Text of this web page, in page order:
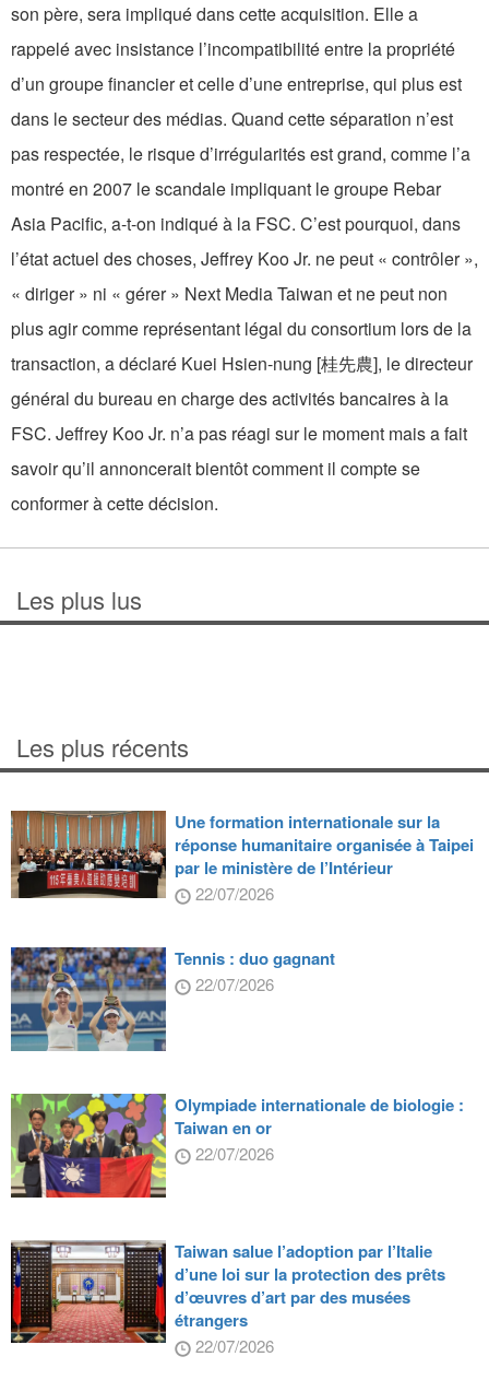
son père, sera impliqué dans cette acquisition. Elle a
rappelé avec insistance l’incompatibilité entre la propriété
d’un groupe financier et celle d’une entreprise, qui plus est
dans le secteur des médias. Quand cette séparation n’est
pas respectée, le risque d’irrégularités est grand, comme l’a
montré en 2007 le scandale impliquant le groupe Rebar
Asia Pacific, a-t-on indiqué à la FSC. C’est pourquoi, dans
l’état actuel des choses, Jeffrey Koo Jr. ne peut « contrôler »,
« diriger » ni « gérer » Next Media Taiwan et ne peut non
plus agir comme représentant légal du consortium lors de la
transaction, a déclaré Kuei Hsien-nung [桂先農], le directeur
général du bureau en charge des activités bancaires à la
FSC. Jeffrey Koo Jr. n’a pas réagi sur le moment mais a fait
savoir qu’il annoncerait bientôt comment il compte se
conformer à cette décision.
Les plus lus
Les plus récents
Une formation internationale sur la
réponse humanitaire organisée à Taipei
par le ministère de l’Intérieur
22/07/2026
Tennis : duo gagnant
22/07/2026
Olympiade internationale de biologie :
Taiwan en or
22/07/2026
Taiwan salue l’adoption par l’Italie
d’une loi sur la protection des prêts
d’œuvres d’art par des musées
étrangers
22/07/2026